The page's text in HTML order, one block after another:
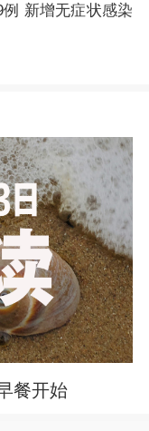
新增无症状感染
餐开始